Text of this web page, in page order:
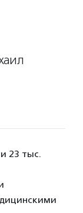
23 тыс.